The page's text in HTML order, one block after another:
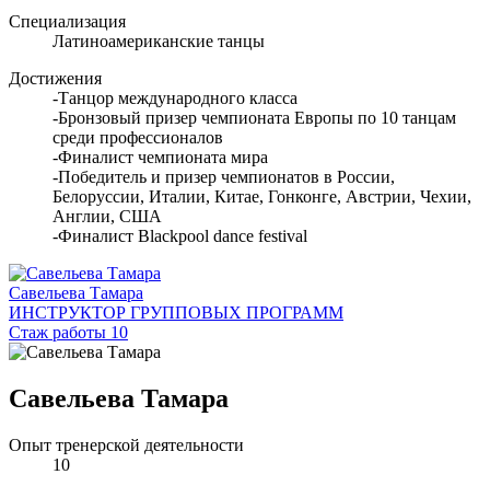
Специализация
Латиноамериканские танцы
Достижения
-Танцор международного класса
-Бронзовый призер чемпионата Европы по 10 танцам
среди профессионалов
-Финалист чемпионата мира
-Победитель и призер чемпионатов в России,
Белоруссии, Италии, Китае, Гонконге, Австрии, Чехии,
Англии, США
-Финалист Blackpool dance festival
Савельева Тамара
ИНСТРУКТОР ГРУППОВЫХ ПРОГРАММ
Стаж работы 10
Савельева Тамара
Опыт тренерской деятельности
10